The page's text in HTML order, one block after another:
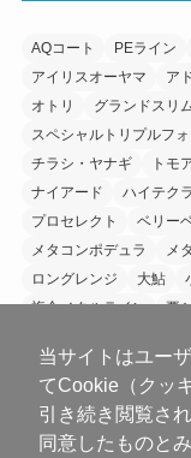
AQコート PEライン
アイリスオーヤマ
ア
オトリ
グランドスリ
スペシャルトリプルフォ
チラシ・ヤナギ
トモ
ナイアード
ハイテク
プロセレクト
ベリー
メタコンポデュラ
メ
ロングレンジ
大鮎
複合メタルライン
要
にほんブログ村
当サイトはユー
てCookie（クッ
引き続き閲覧さ
同意したものと